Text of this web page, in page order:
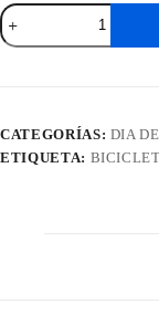
Bicicleta
Mystic
Rodado
CATEGORÍAS: DIA
ETIQUETA: